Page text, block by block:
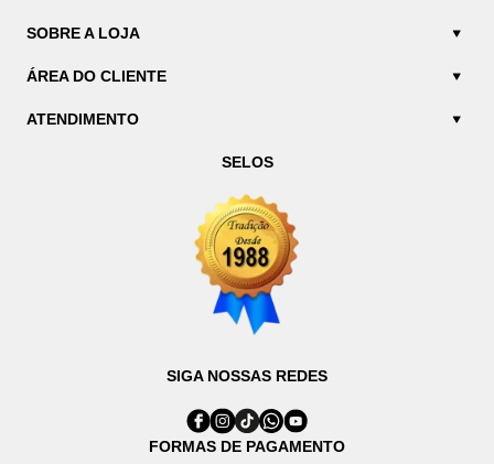
SOBRE A LOJA
ÁREA DO CLIENTE
ATENDIMENTO
SELOS
SIGA NOSSAS REDES
FORMAS DE PAGAMENTO